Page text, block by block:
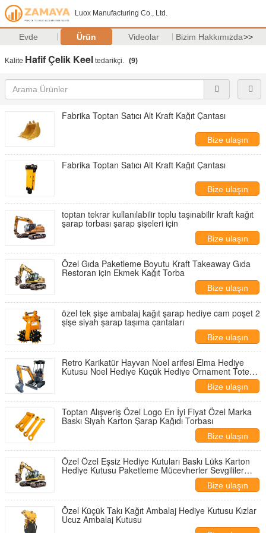
Luox Manufacturing Co., Ltd.
Evde Ürün Videolar Bizim Hakkımızda>>
Kalite Hafif Çelik Keel tedarikçi. (9)
Fabrika Toptan Satıcı Alt Kraft Kağıt Çantası
Bize ulaşın
Fabrika Toptan Satıcı Alt Kraft Kağıt Çantası
Bize ulaşın
toptan tekrar kullanılabilir toplu taşınabilir kraft kağıt
şarap torbası şarap şişeleri için
Bize ulaşın
Özel Gıda Paketleme Boyutu Kraft Takeaway Gıda
Restoran için Ekmek Kağıt Torba
Bize ulaşın
özel tek şişe ambalaj kağıt şarap hediye cam poşet 2
şişe siyah şarap taşıma çantaları
Bize ulaşın
Retro Karikatür Hayvan Noel arifesi Elma Hediye
Kutusu Noel Hediye Küçük Hediye Ornament Tote
Bize ulaşın
Toptan Alışveriş Özel Logo En İyi Fiyat Özel Marka
Baskı Siyah Karton Şarap Kağıdı Torbası
Bize ulaşın
Özel Özel Eşsiz Hediye Kutuları Baskı Lüks Karton
Hediye Kutusu Paketleme Mücevherler Sevgililer
Bize ulaşın
Özel Küçük Takı Kağıt Ambalaj Hediye Kutusu Kızlar
Ucuz Ambalaj Kutusu